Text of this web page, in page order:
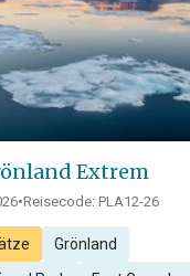
Extrem
•Reisecode: PLA12-26
Grönland